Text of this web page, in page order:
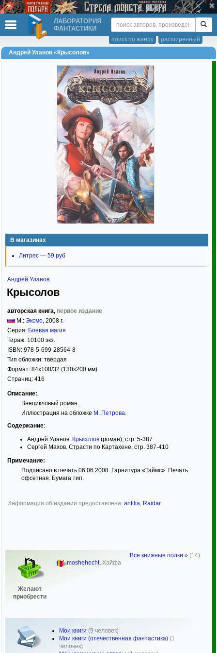
ЛАБОРАТОРИЯ
ФАНТАСТИКИ
расширенный
поиск по жанру
Андрей Уланов «Крысолов»
В магазинах
Литрес — 59 руб
Андрей Уланов
Крысолов
авторская книга, первое издание
М.: Эксмо 2008 г.
Серия: Боевая магия
Тираж: 10100 экз.
ISBN: 978-5-699-28564-8
Тип обложки: твёрдая
Формат: 84x108/32 (130x200 мм)
Страниц: 416
Описание:
Внецикловый роман.
Иллюстрация на обложке М. Петрова
Содержание:
Андрей Уланов. Крысолов (роман), стр. 5-387
Сергей Махов. Страсти по Картахене, стр. 387-410
Примечание:
Подписано в печать 06.06.2008. Гарнитура «Таймс». Печать
офсетная. Бумага тип.
Информация об издании предоставлена: antilia Raidar
Желают
приобрести
moshehecht, Хайфа
Мои книги (9 человек)
Мои книги (отечественная фантастика) (1
человек)
Все книжные полки » (14)